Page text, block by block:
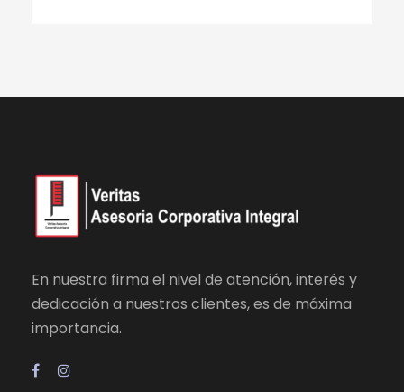
En nuestra firma el nivel de atención, interés y
dedicación a nuestros clientes, es de máxima
importancia.